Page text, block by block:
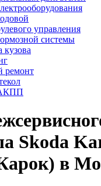
управления
системы
кузова
ремонт
Skoda
в